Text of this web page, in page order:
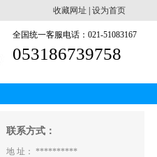
收藏网址 设为首页
全国统一客服电话：021-51083167
053186739758
联系方式：
地 址： **********